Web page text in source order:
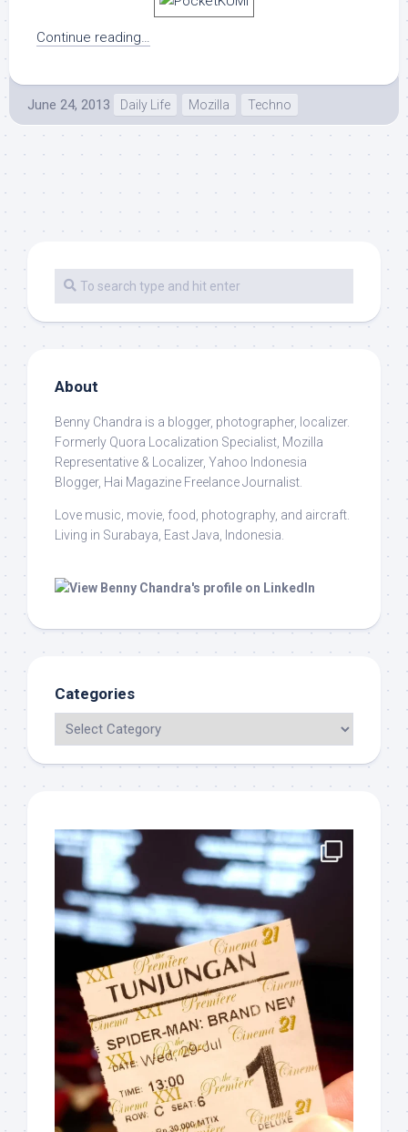
Continue reading…
June 24, 2013 Daily Life Mozilla Techno
About
Benny Chandra is a blogger, photographer, localizer.
Formerly Quora Localization Specialist, Mozilla
Representative & Localizer, Yahoo Indonesia
Blogger, Hai Magazine Freelance Journalist.
Love music, movie, food, photography, and aircraft.
Living in Surabaya, East Java, Indonesia.
Categories